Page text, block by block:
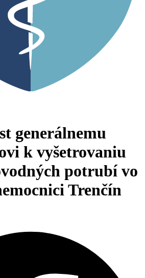
generálnemu
k vyšetrovaniu
potrubí vo
Trenčín